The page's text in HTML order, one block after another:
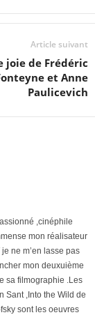
Article suivant
joie de Frédéric
et Anne
Paulicevich
,cinéphile
mon réalisateur
ne m’en lasse pas
mon deuxuième
sa filmographie .Les
Sant ,Into the Wild de
sont les oeuvres